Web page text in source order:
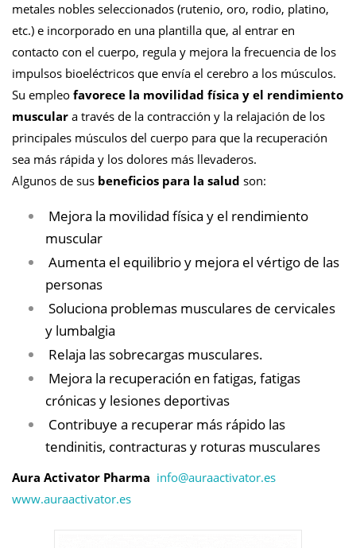
metales nobles seleccionados (rutenio, oro, rodio, platino,
etc.) e incorporado en una plantilla que, al entrar en
contacto con el cuerpo, regula y mejora la frecuencia de los
impulsos bioeléctricos que envía el cerebro a los músculos.
Su empleo favorece la movilidad física y el rendimiento
muscular a través de la contracción y la relajación de los
principales músculos del cuerpo para que la recuperación
sea más rápida y los dolores más llevaderos.
Algunos de sus beneficios para la salud son:
Mejora la movilidad física y el rendimiento
muscular
Aumenta el equilibrio y mejora el vértigo de las
personas
Soluciona problemas musculares de cervicales
y lumbalgia
Relaja las sobrecargas musculares.
Mejora la recuperación en fatigas, fatigas
crónicas y lesiones deportivas
Contribuye a recuperar más rápido las
tendinitis, contracturas y roturas musculares
Aura Activator Pharma info@auraactivator.es
www.auraactivator.es